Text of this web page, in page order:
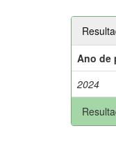
Ano de
2024